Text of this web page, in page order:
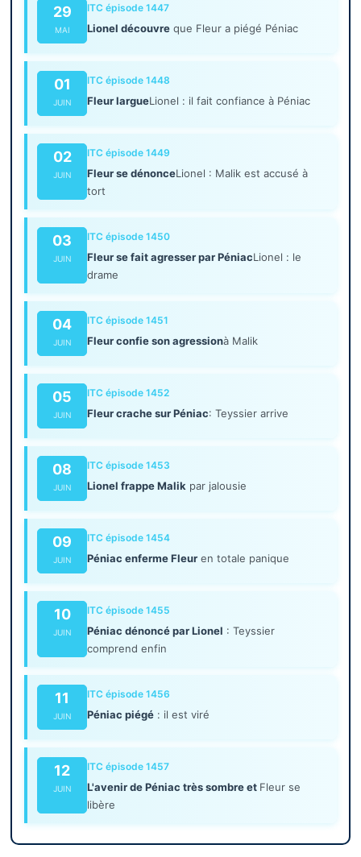
29
MAI
ITC épisode 1447
Lionel découvre que Fleur a piégé Péniac
01
JUIN
ITC épisode 1448
Fleur largueLionel : il fait confiance à Péniac
02
JUIN
ITC épisode 1449
Fleur se dénonceLionel : Malik est accusé à
tort
03
JUIN
ITC épisode 1450
Fleur se fait agresser par PéniacLionel : le
drame
04
JUIN
ITC épisode 1451
Fleur confie son agressionà Malik
05
JUIN
ITC épisode 1452
Fleur crache sur Péniac: Teyssier arrive
08
JUIN
ITC épisode 1453
Lionel frappe Malik par jalousie
09
JUIN
ITC épisode 1454
Péniac enferme Fleur en totale panique
10
JUIN
ITC épisode 1455
Péniac dénoncé par Lionel : Teyssier
comprend enfin
11
JUIN
ITC épisode 1456
Péniac piégé : il est viré
12
JUIN
ITC épisode 1457
L'avenir de Péniac très sombre et Fleur se
libère